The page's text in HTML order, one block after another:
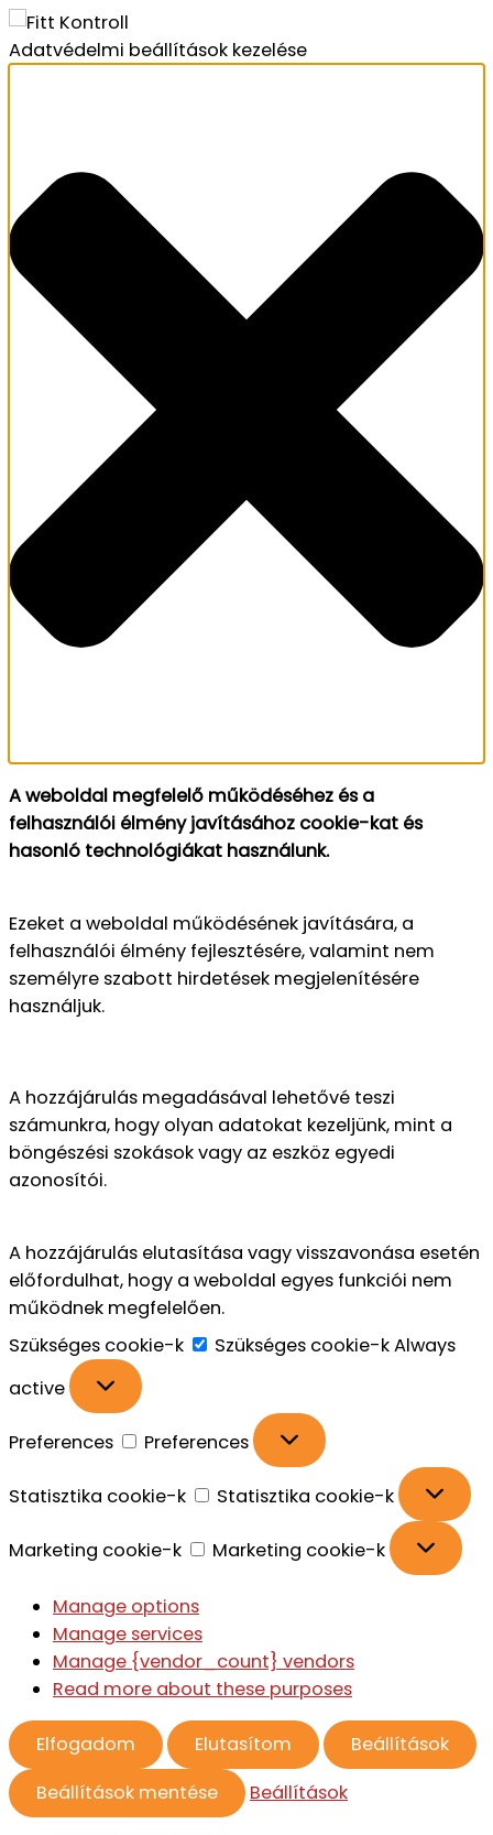
Adatvédelmi beállítások kezelése
A weboldal megfelelő működéséhez és a
felhasználói élmény javításához cookie-kat és
hasonló technológiákat használunk.
Ezeket a weboldal működésének javítására, a
felhasználói élmény fejlesztésére, valamint nem
személyre szabott hirdetések megjelenítésére
használjuk.
A hozzájárulás megadásával lehetővé teszi
számunkra, hogy olyan adatokat kezeljünk, mint a
böngészési szokások vagy az eszköz egyedi
azonosítói.
A hozzájárulás elutasítása vagy visszavonása esetén
előfordulhat, hogy a weboldal egyes funkciói nem
működnek megfelelően.
Szükséges cookie-k
Szükséges cookie-kAlways
active
Preferences Preferences
Statisztika cookie-k Statisztika cookie-k
Marketing cookie-k Marketing cookie-k
Manage options
Manage services
Manage {vendor_count} vendors
Read more about these purposes
Elfogadom Elutasítom
Beállítások
Beállítások mentése
Beállítások